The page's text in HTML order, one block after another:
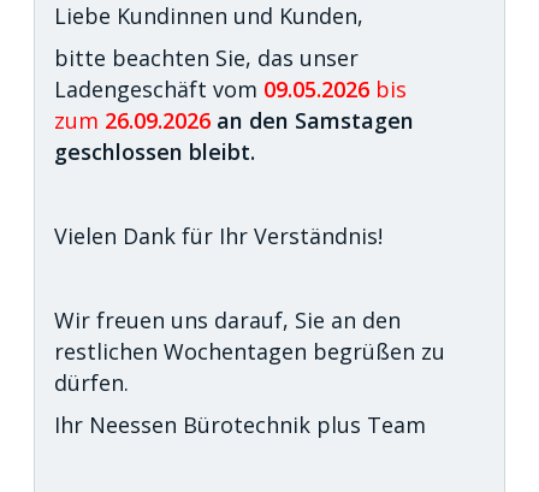
Liebe Kundinnen und Kunden,
bitte beachten Sie, das unser
Ladengeschäft vom 09.05.2026 bis
zum 26.09.2026 an den Samstagen
geschlossen bleibt.
Vielen Dank für Ihr Verständnis!
Wir freuen uns darauf, Sie an den
restlichen Wochentagen begrüßen zu
dürfen.
Ihr Neessen Bürotechnik plus Team